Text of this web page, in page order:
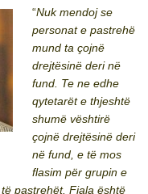
“Nuk mendoj se
personat e pastrehë
mund ta çojnë
drejtësinë deri në
fund. Te ne edhe
qytetarët e thjeshtë
shumë vështirë
çojnë drejtësinë deri
në fund, e të mos
flasim për grupin e
pastrehët. Fjala është